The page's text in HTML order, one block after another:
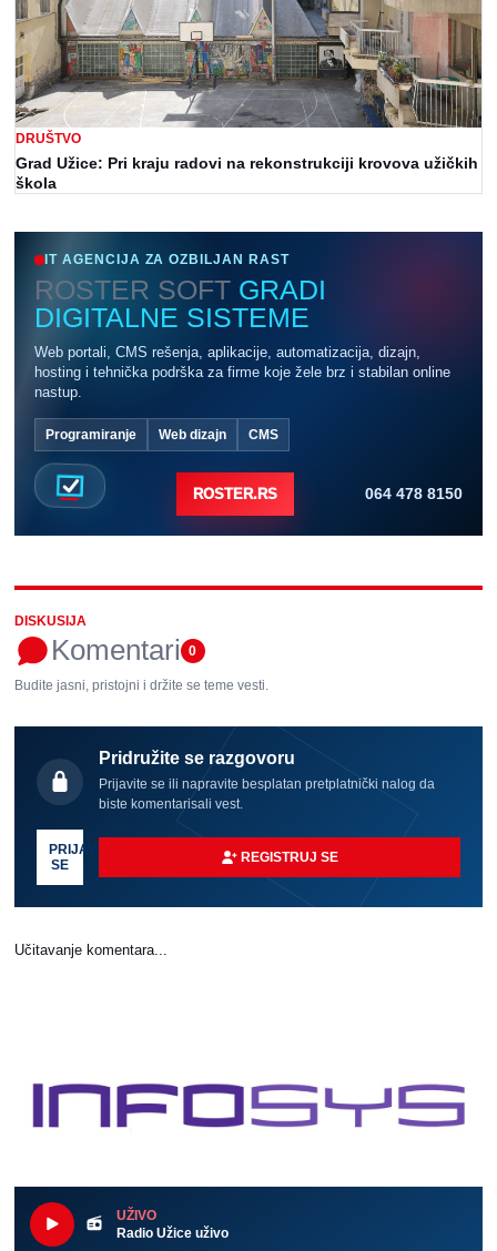
DRUŠTVO
Grad Užice: Pri kraju radovi na rekonstrukciji krovova užičkih
škola
IT AGENCIJA ZA OZBILJAN RAST
ROSTER SOFT GRADI
DIGITALNE SISTEME
Web portali, CMS rešenja, aplikacije, automatizacija, dizajn,
hosting i tehnička podrška za firme koje žele brz i stabilan online
nastup.
Programiranje Web dizajn CMS
ROSTER.RS 064 478 8150
DISKUSIJA
Komentari 0
Budite jasni, pristojni i držite se teme vesti.
Pridružite se razgovoru
Prijavite se ili napravite besplatan pretplatnički nalog da
biste komentarisali vest.
PRIJAVI
SE
REGISTRUJ SE
Učitavanje komentara...
UŽIVO
Radio Užice uživo